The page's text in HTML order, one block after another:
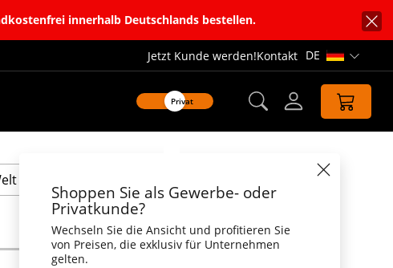
innerhalb Deutschlands bestellen.
Jetzt Kunde werden!Kontakt DE
Privat
Shoppen Sie als Gewerbe- oder
Privatkunde?
Wechseln Sie die Ansicht und profitieren Sie
von Preisen, die exklusiv für Unternehmen
gelten.